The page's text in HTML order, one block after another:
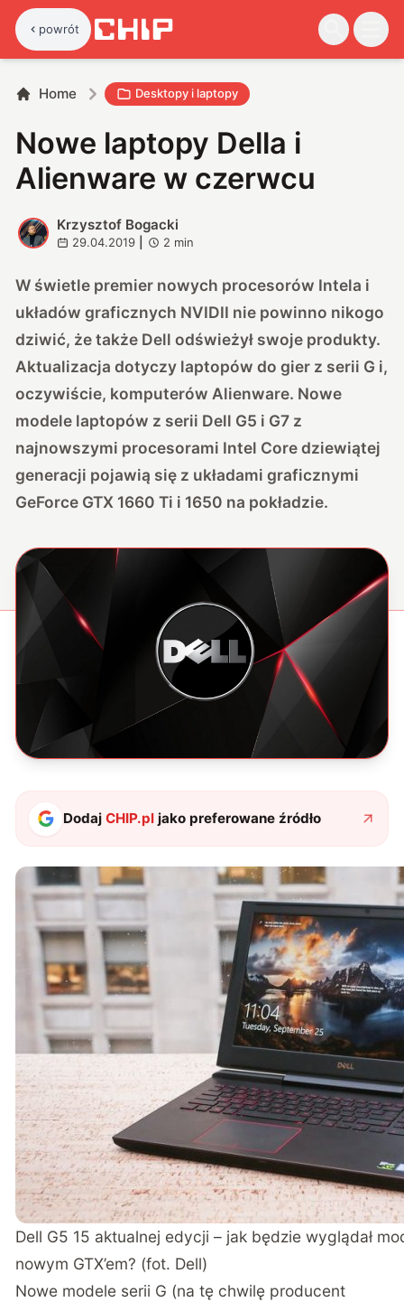
powrót
Home Desktopy i laptopy
Nowe laptopy Della i
Alienware w czerwcu
K
Krzysztof Bogacki
29.04.2019 2 min
W świetle premier nowych procesorów Intela i
układów graficznych NVIDII nie powinno nikogo
dziwić, że także Dell odświeżył swoje produkty.
Aktualizacja dotyczy laptopów do gier z serii G i,
oczywiście, komputerów Alienware. Nowe
modele laptopów z serii Dell G5 i G7 z
najnowszymi procesorami Intel Core dziewiątej
generacji pojawią się z układami graficznymi
GeForce GTX 1660 Ti i 1650 na pokładzie.
DodajCHIP.pl jako preferowane źródło
Dell G5 15 aktualnej edycji – jak będzie wyglądał
nowym GTX’em? (fot. Dell)
Nowe modele serii G (na tę chwilę producent